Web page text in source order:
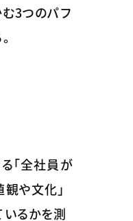
3つのパフ
「全社員が
や文化」
るかを測